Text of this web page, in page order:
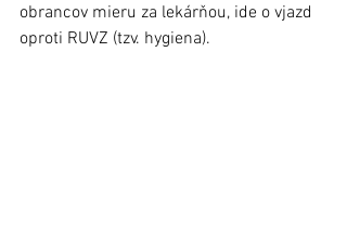
obrancov mieru za lekárňou, ide o vjazd
oproti RUVZ (tzv. hygiena).